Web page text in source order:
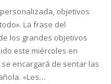
objetivos
La frase del
los grandes objetivos
este miércoles en
encargará de sentar las
«Les…